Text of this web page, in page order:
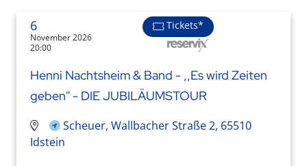
6
November 2026
20:00
Tickets*
Henni Nachtsheim & Band - ,,Es wird Zeiten
geben'' - DIE JUBILÄUMSTOUR
Scheuer, Wallbacher Straße 2, 65510
Idstein